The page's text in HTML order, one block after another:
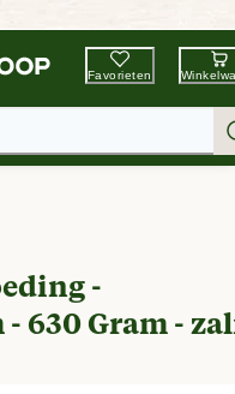
Tuin & Dier
Favorieten
-
630 Gram -